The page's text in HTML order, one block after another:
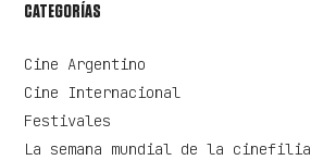
CATEGORÍAS
Cine Argentino
Cine Internacional
Festivales
La semana mundial de la cinefilia